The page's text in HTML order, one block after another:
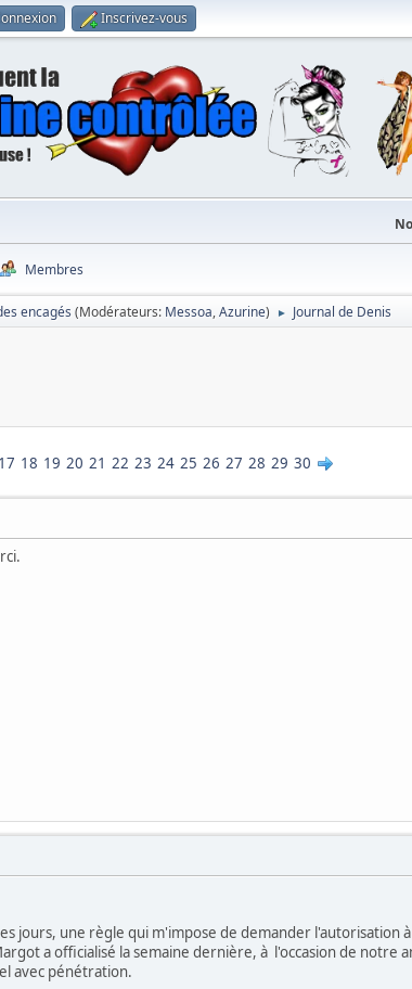
Inscrivez-vous
Membres
encagés (Modérateurs: Messoa,Azurine) ► Journal de Denis
17 18 19 20 21 22 23 24 25 26 27 28 29 30
jours, une règle qui m'impose de demander
a officialisé la semaine dernière, à l'occasion de
avec pénétration.